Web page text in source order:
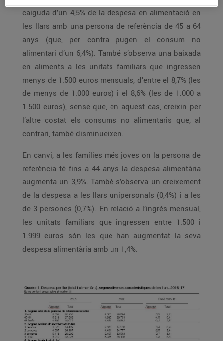
caiguda d’un 4,5% de la despesa en alimentació en
les llars amb una persona de referència de 45 a 64
anys (que, per contra pugen el consum no
alimentari d’un 6,4%). També s’observa una baixada
en aliments a les unitats familiars que ingressen
menys de 1.500 euros mensuals, d’entre el 8,7% (les
de menys de 1.000 euros) i el 8,6% (les de 1.000 a
1.500 euros), sense que, en aquest cas, creixin per
l’altre costat els consums no alimentaris que, al
contrari, també disminueixen.
En canvi, a les famílies més joves on la persona de
referència té fins a 44 anys la despesa alimentària
augmenta un 3,9%. També s’observa un creixement
de la despesa a les llars unipersonals (0,4%) i a les
de 3 persones (0,7%). En relació a l’ingrés mensual,
les unitats familiars que ingressen entre 1.500 i
1.999 euros són les que han augmentat la seva
despesa alimentària amb un 1,4%.